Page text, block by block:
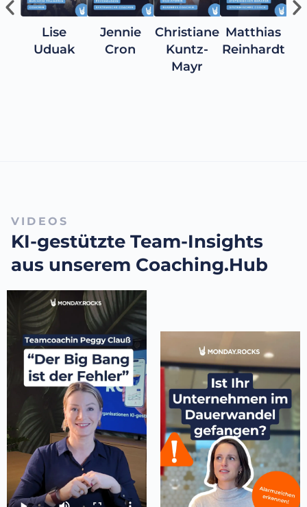
Lise
Uduak
Jennie
Cron
Christiane
Kuntz-
Mayr
Matthias
Reinhardt
VIDEOS
KI-gestützte Team-Insights
aus unserem Coaching.Hub